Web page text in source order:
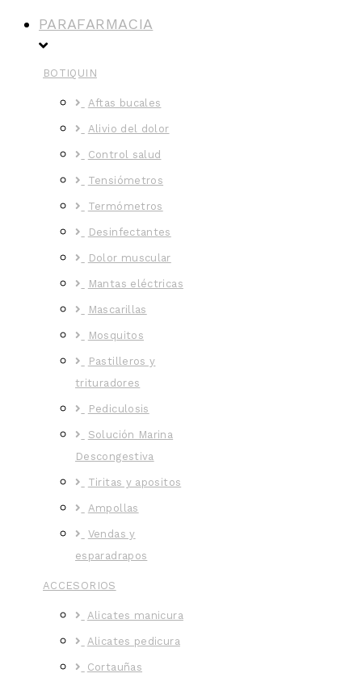
PARAFARMACIA
BOTIQUIN
Aftas bucales
Alivio del dolor
Control salud
Tensiómetros
Termómetros
Desinfectantes
Dolor muscular
Mantas eléctricas
Mascarillas
Mosquitos
Pastilleros y
trituradores
Pediculosis
Solución Marina
Descongestiva
Tiritas y apositos
Ampollas
Vendas y
esparadrapos
ACCESORIOS
Alicates manicura
Alicates pedicura
Cortauñas